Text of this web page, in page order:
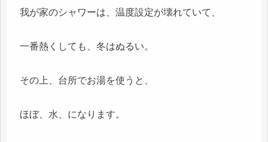
我が家のシャワーは、温度設定が壊れていて、
一番熱くしても、冬はぬるい。
その上、台所でお湯を使うと、
ほぼ、水、になります。